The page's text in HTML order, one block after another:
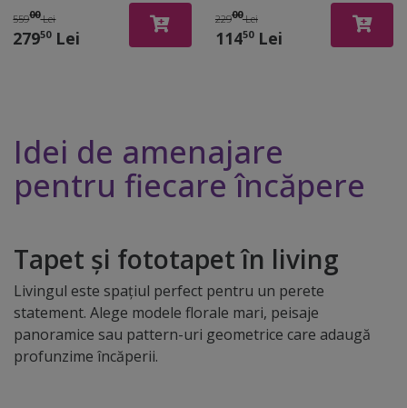
400x260 cm
55900Lei
27950Lei
22900Lei
11450Lei
Idei de amenajare
pentru fiecare încăpere
Tapet și fototapet în living
Livingul este spațiul perfect pentru un perete
statement. Alege modele florale mari, peisaje
panoramice sau pattern-uri geometrice care adaugă
profunzime încăperii.